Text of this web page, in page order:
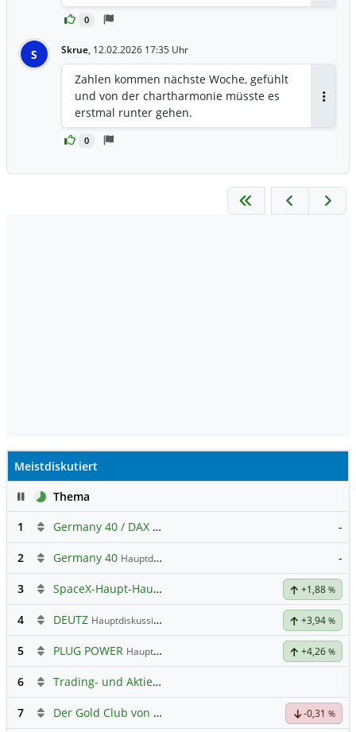
0
S Skrue, 12.02.2026 17:35 Uhr
0
Zahlen kommen nächste Woche, gefühlt
und von der chartharmonie müsste es
erstmal runter gehen.
Meistdiskutiert
PauseThema
1
Germany 40 / DAX Prognose -
2 Germany 40 Hauptdiskussion -
3 SpaceX-Haupt-Hauptforum +1,88 %
4 DEUTZ Hauptdiskussion +3,94 %
5 PLUG POWER Hauptdiskussion +4,26 %
6 Trading- und Aktien-Chat
7 Der Gold Club von Susiwong -0,31 %